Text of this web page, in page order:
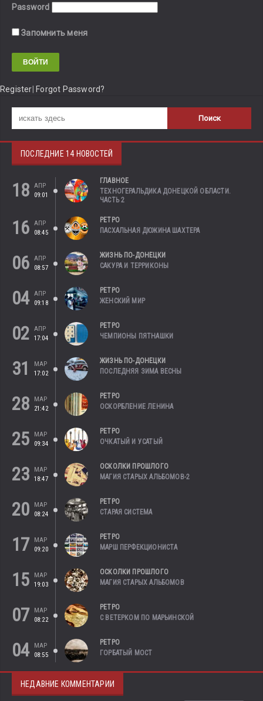
Password
Запомнить меня
Register Forgot Password?
ПОСЛЕДНИЕ 14 НОВОСТЕЙ
18
АПР
09:01
ГЛАВНОЕ
ТЕХНОГЕРАЛЬДИКА ДОНЕЦКОЙ ОБЛАСТИ.
ЧАСТЬ 2
16
АПР
08:45
РЕТРО
ПАСХАЛЬНАЯ ДЮЖИНА ШАХТЕРА
06
АПР
08:57
ЖИЗНЬ ПО-ДОНЕЦКИ
САКУРА И ТЕРРИКОНЫ
04 АПР
09:18
РЕТРО
ЖЕНСКИЙ МИР
02
АПР
17:04
РЕТРО
ЧЕМПИОНЫ ПЯТНАШКИ
31
МАР
17:02
ЖИЗНЬ ПО-ДОНЕЦКИ
ПОСЛЕДНЯЯ ЗИМА ВЕСНЫ
28
МАР
21:42
РЕТРО
ОСКОРБЛЕНИЕ ЛЕНИНА
25
МАР
09:34
РЕТРО
ОЧКАТЫЙ И УСАТЫЙ
23
МАР
18:47
ОСКОЛКИ ПРОШЛОГО
МАГИЯ СТАРЫХ АЛЬБОМОВ-2
20
МАР
08:24
РЕТРО
СТАРАЯ СИСТЕМА
17
МАР
09:20
РЕТРО
МАРШ ПЕРФЕКЦИОНИСТА
15
МАР
19:03
ОСКОЛКИ ПРОШЛОГО
МАГИЯ СТАРЫХ АЛЬБОМОВ
07
МАР
08:22
РЕТРО
С ВЕТЕРКОМ ПО МАРЬИНСКОЙ
04
МАР
08:55
РЕТРО
ГОРБАТЫЙ МОСТ
НЕДАВНИЕ КОММЕНТАРИИ